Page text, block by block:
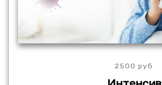
2500 руб